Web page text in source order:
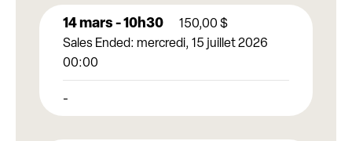
14 mars - 10h30 150,00$
Sales Ended: mercredi, 15 juillet 2026
00:00
-